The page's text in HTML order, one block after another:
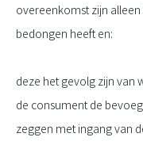
overeenkomst zijn
bedongen heeft en:
deze het gevolg zijn van
de consument de
zeggen met ingang van